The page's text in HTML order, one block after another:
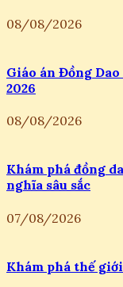
08/08/2026
Giáo án Đồng
2026
08/08/2026
Khám phá đồng
nghĩa sâu sắc
07/08/2026
Khám phá thế